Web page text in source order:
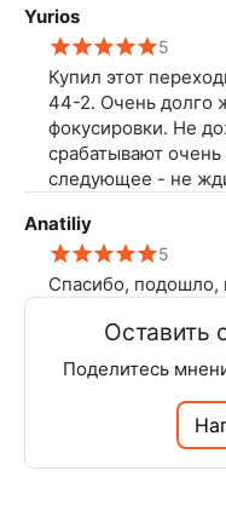
Yurios
5
Купил этот
44-2. Очень долго
фокусировки. Не
срабатывают
следующее - не
на кроп-матрице.
кольцо на полный
объективы могут
"бесконечности".
КАДР (Mark I, II, III)
600d, 1000d и т.п.)
Anatiliy
5
Спасибо, подошло,
Оставить
Поделитесь